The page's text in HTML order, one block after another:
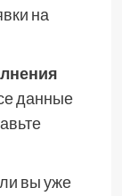
на
данные
вы уже